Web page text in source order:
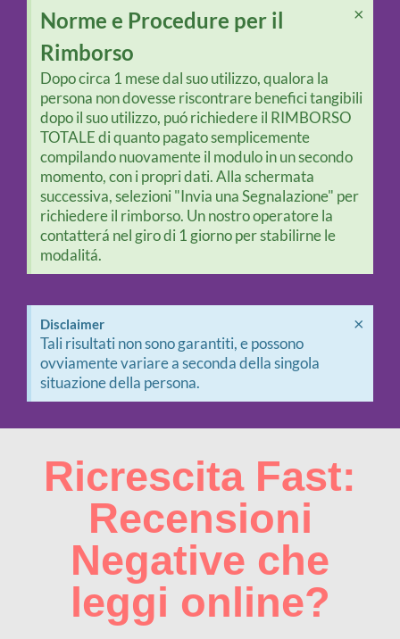
Norme e Procedure per il
Rimborso
Dopo circa 1 mese dal suo utilizzo, qualora la
persona non dovesse riscontrare benefici tangibili
dopo il suo utilizzo, puó richiedere il RIMBORSO
TOTALE di quanto pagato semplicemente
compilando nuovamente il modulo in un secondo
momento, con i propri dati. Alla schermata
successiva, selezioni "Invia una Segnalazione" per
richiedere il rimborso. Un nostro operatore la
contatterá nel giro di 1 giorno per stabilirne le
modalitá.
×
Disclaimer
Tali risultati non sono garantiti, e possono
ovviamente variare a seconda della singola
situazione della persona.
×
Ricrescita Fast:
Recensioni
Negative che
leggi online?